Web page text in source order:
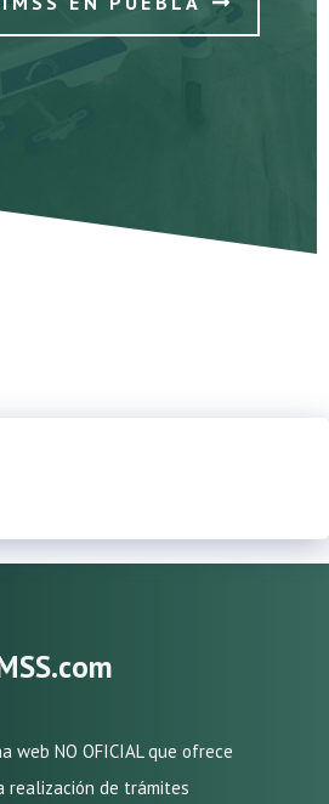
web NO OFICIAL que ofrece
de trámites